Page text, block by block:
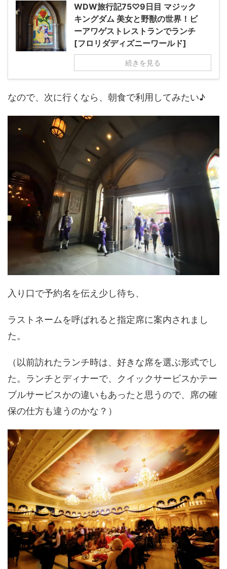
WDW旅行記75♡9日目 マジック
キングダム 美女と野獣の世界！ビ
ーアワゲストレストランでランチ
[フロリダディズニーワールド]
続きを見る
なので、次に行くなら、朝食で利用してみたい♪
入り口で予約名を伝え少し待ち、
ラストネームを呼ばれると指定席に案内されまし
た。
（以前訪れたランチ時は、好きな席を選ぶ形式でし
た。ランチとディナーで、クイックサービスかテー
ブルサービスかの違いもあったと思うので、席の確
保の仕方も違うのかな？）